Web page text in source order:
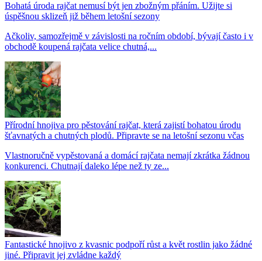
Bohatá úroda rajčat nemusí být jen zbožným přáním. Užijte si
úspěšnou sklizeň již během letošní sezony
Ačkoliv, samozřejmě v závislosti na ročním období, bývají často i v
obchodě koupená rajčata velice chutná,...
Přírodní hnojiva pro pěstování rajčat, která zajistí bohatou úrodu
šťavnatých a chutných plodů. Připravte se na letošní sezonu včas
Vlastnoručně vypěstovaná a domácí rajčata nemají zkrátka žádnou
konkurenci. Chutnají daleko lépe než ty ze...
Fantastické hnojivo z kvasnic podpoří růst a květ rostlin jako žádné
jiné. Připravit jej zvládne každý